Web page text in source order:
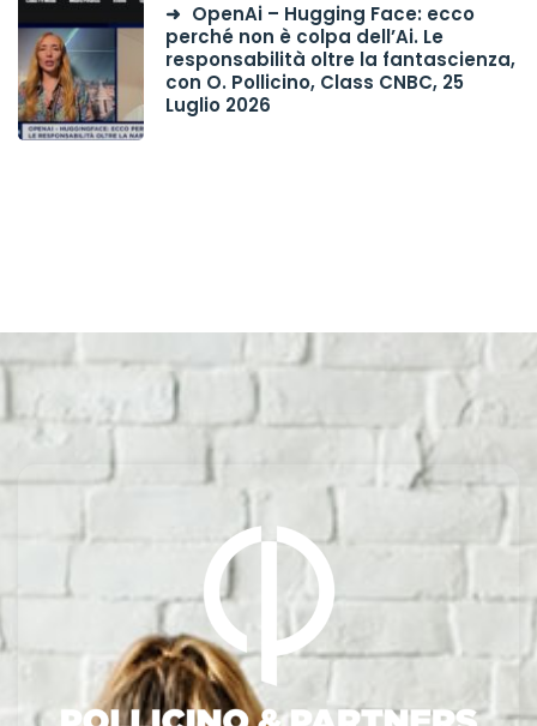
OpenAi – Hugging Face: ecco
perché non è colpa dell’Ai. Le
responsabilità oltre la fantascienza,
con O. Pollicino, Class CNBC, 25
Luglio 2026